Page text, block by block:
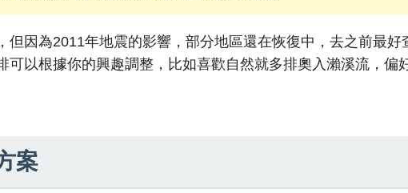
但因為2011年地震的影響，部分地區還在恢復中，去之前最好
可以根據你的興趣調整，比如喜歡自然就多排奧入瀨溪流，偏
案